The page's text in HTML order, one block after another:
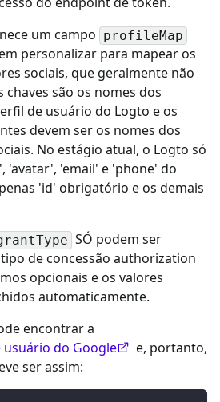
um campo profileMap
personalizar para mapear os
sociais, que geralmente não
chaves são os nomes dos
de usuário do Logto e os
devem ser os nomes dos
No estágio atual, o Logto só
'avatar', 'email' e 'phone' do
'id' obrigatório e os demais
SÓ podem ser
de concessão authorization
opcionais e os valores
automaticamente.
encontrar a
do Google
e, portanto,
ser assim: